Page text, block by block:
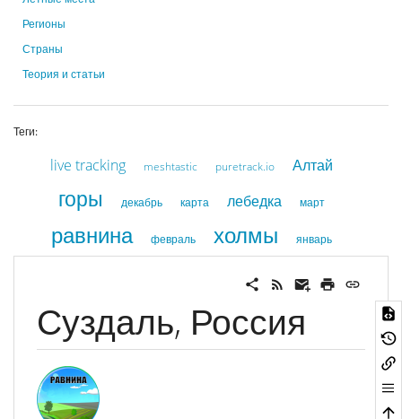
Регионы
Страны
Теория и статьи
Теги:
live tracking meshtastic puretrack.io Алтай
горы декабрь карта лебедка март
равнина февраль холмы январь
Суздаль, Россия